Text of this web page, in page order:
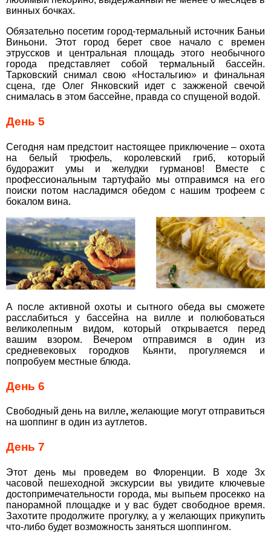
винных бочках.
Обязательно посетим город-термальный источник Баньи
Виньони. Этот город берет свое начало с времен
этруссков и центральная площадь этого необычного
города представляет собой термальный бассейн.
Тарковский снимал свою «Ностальгию» и финальная
сцена, где Олег Янковский идет с зажженой свечой
снималась в этом бассейне, правда со спущеной водой.
День 5
Сегодня нам предстоит настоящее приключение – охота
на белый трюфель, королевский гриб, который
будоражит умы и желудки гурманов! Вместе с
профессиональным тартуфайо мы отправимся на его
поиски потом насладимся обедом с нашим трофеем с
бокалом вина.
А после активной охоты и сытного обеда вы сможете
расслабиться у бассейна на вилле и полюбоваться
великолепным видом, который открывается перед
вашим взором. Вечером отправимся в один из
средневековых городков Кьянти, прогуляемся и
попробуем местные блюда.
День 6
Свободный день на вилле,желающие могут отправиться
на шоппинг в один из аутлетов.
День 7
Этот день мы проведем во Флоренции. В ходе 3х
часовой пешеходной экскурсии вы увидите ключевые
достопримечательности города, мы выпьем просекко на
панорамной площадке и у вас будет свободное время.
Захотите продолжите прогулку, а у желающих прикупить
что-либо будет возможность заняться шоппингом.
ДЕ ПРОЖИВАЄТЕ
ПРИМІТКИ